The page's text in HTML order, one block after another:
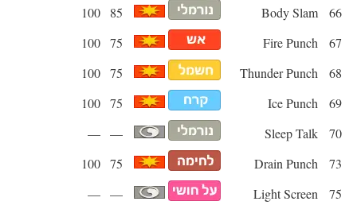
66
Body Slam
85
100
67
Fire Punch
75
100
68
Thunder Punch
75
100
69
Ice Punch
75
100
70
Sleep Talk
—
—
73
Drain Punch
75
100
75
Light Screen
—
—